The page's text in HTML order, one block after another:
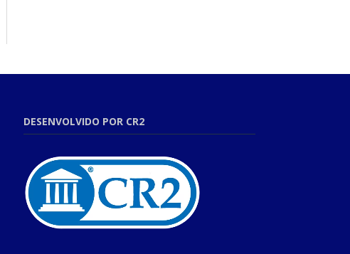
DESENVOLVIDO POR CR2